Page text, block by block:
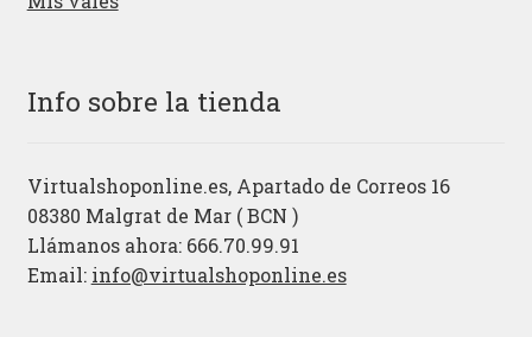
Info sobre la tienda
Virtualshoponline.es, Apartado de Correos 16
08380 Malgrat de Mar ( BCN )
Llámanos ahora: 666.70.99.91
Email: info@virtualshoponline.es